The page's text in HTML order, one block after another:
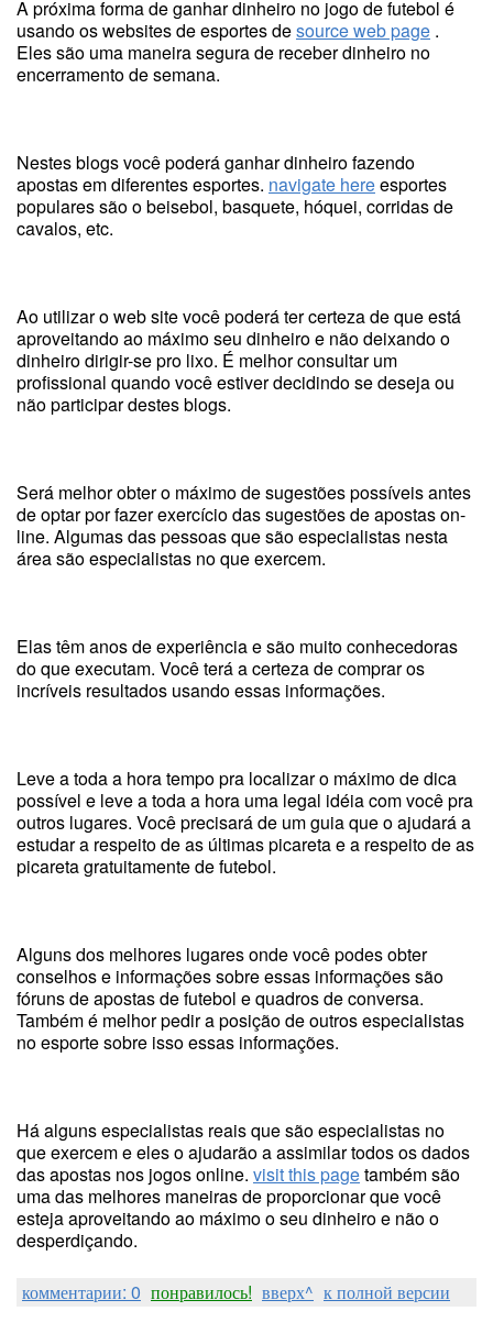
A próxima forma de ganhar dinheiro no jogo de futebol é
usando os websites de esportes desource web page .
Eles são uma maneira segura de receber dinheiro no
encerramento de semana.
Nestes blogs você poderá ganhar dinheiro fazendo
apostas em diferentes esportes. navigate hereesportes
populares são o beisebol, basquete, hóquei, corridas de
cavalos, etc.
Ao utilizar o web site você poderá ter certeza de que está
aproveitando ao máximo seu dinheiro e não deixando o
dinheiro dirigir-se pro lixo. É melhor consultar um
profissional quando você estiver decidindo se deseja ou
não participar destes blogs.
Será melhor obter o máximo de sugestões possíveis antes
de optar por fazer exercício das sugestões de apostas on-
line. Algumas das pessoas que são especialistas nesta
área são especialistas no que exercem.
Elas têm anos de experiência e são muito conhecedoras
do que executam. Você terá a certeza de comprar os
incríveis resultados usando essas informações.
Leve a toda a hora tempo pra localizar o máximo de dica
possível e leve a toda a hora uma legal idéia com você pra
outros lugares. Você precisará de um guia que o ajudará a
estudar a respeito de as últimas picareta e a respeito de as
picareta gratuitamente de futebol.
Alguns dos melhores lugares onde você podes obter
conselhos e informações sobre essas informações são
fóruns de apostas de futebol e quadros de conversa.
Também é melhor pedir a posição de outros especialistas
no esporte sobre isso essas informações.
Há alguns especialistas reais que são especialistas no
que exercem e eles o ajudarão a assimilar todos os dados
das apostas nos jogos online. visit this pagetambém são
uma das melhores maneiras de proporcionar que você
esteja aproveitando ao máximo o seu dinheiro e não o
desperdiçando.
комментарии: 0 понравилось! вверх^ к полной версии